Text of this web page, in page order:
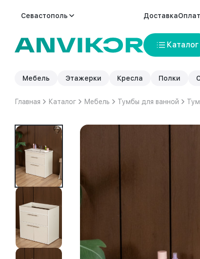
Севастополь Доставка
Каталог
Мебель Этажерки Кресла Полки
Главная Каталог Мебель Тумбы для ванной